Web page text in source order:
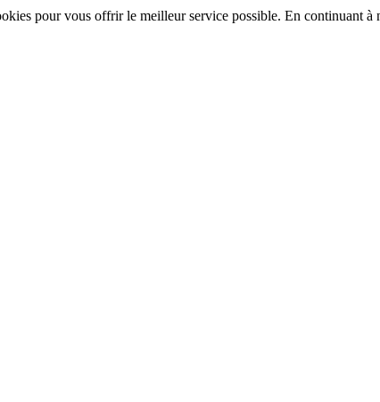
pour vous offrir le meilleur service possible. En continuant